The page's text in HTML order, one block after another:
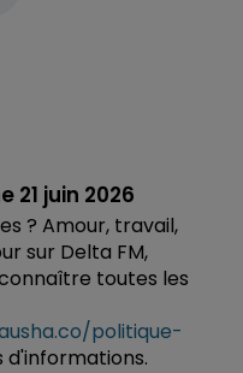
21 juin 2026
? Amour, travail,
sur Delta FM,
toutes les
politique-
d'informations.